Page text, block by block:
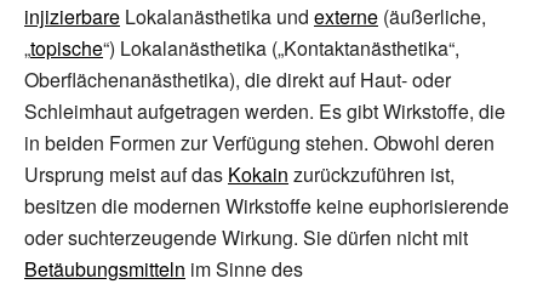
injizierbare Lokalanästhetika und externe (äußerliche,
„topische“) Lokalanästhetika („Kontaktanästhetika“,
Oberflächenanästhetika), die direkt auf Haut- oder
Schleimhaut aufgetragen werden. Es gibt Wirkstoffe, die
in beiden Formen zur Verfügung stehen. Obwohl deren
Ursprung meist auf das Kokain zurückzuführen ist,
besitzen die modernen Wirkstoffe keine euphorisierende
oder suchterzeugende Wirkung. Sie dürfen nicht mit
Betäubungsmitteln im Sinne des